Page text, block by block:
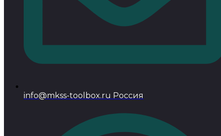
info@mkss-toolbox.ru Россия